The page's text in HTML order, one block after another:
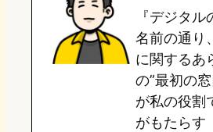
o
n
k
o
『デジタル
名前の通り
に関するあ
の”最初の
が私の役割
がもたらす